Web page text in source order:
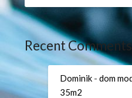
Recent Comments
Dominik -dom
35m2